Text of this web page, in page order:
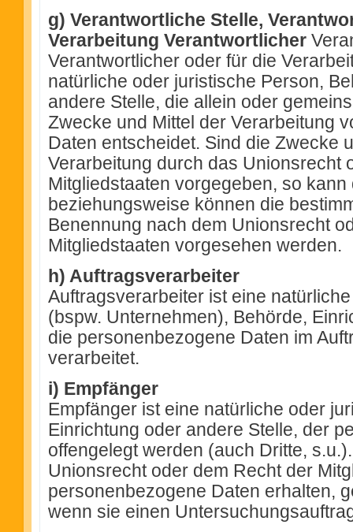
g) Verantwortliche Stelle,
Verarbeitung Verantwortlicher
Verantwortlicher oder für die
natürliche oder juristische Person,
andere Stelle, die allein oder
Zwecke und Mittel der Verarbeitung
Daten entscheidet. Sind die Zwecke
Verarbeitung durch das Unionsrecht
Mitgliedstaaten vorgegeben, so
beziehungsweise können die
Benennung nach dem Unionsrecht
Mitgliedstaaten vorgesehen werden.
h) Auftragsverarbeiter
Auftragsverarbeiter ist eine
(bspw. Unternehmen), Behörde,
die personenbezogene Daten im
verarbeitet.
i) Empfänger
Empfänger ist eine natürliche oder
Einrichtung oder andere Stelle, der
offengelegt werden (auch Dritte,
Unionsrecht oder dem Recht der
personenbezogene Daten erhalten,
wenn sie einen